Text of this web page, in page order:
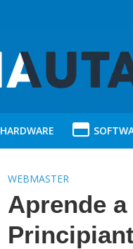
HARDWARE
WEBMASTER
Aprende